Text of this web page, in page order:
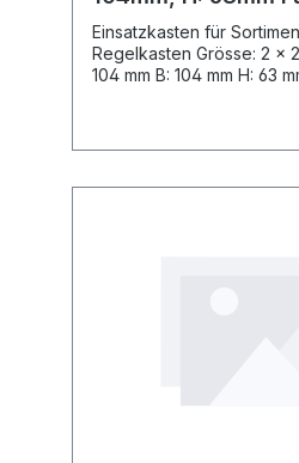
silbergrau
Einsatzkasten für
Regelkasten Grösse: 2 x
104 mm B: 104 mm H: 63
passend zu Sortimo